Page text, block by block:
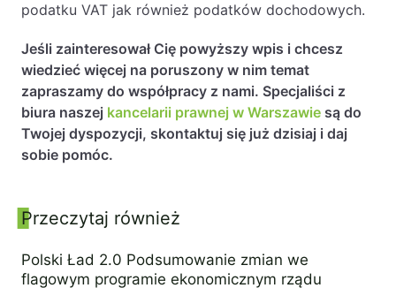
podatku VAT jak również podatków dochodowych.
Jeśli zainteresował Cię powyższy wpis i chcesz
wiedzieć więcej na poruszony w nim temat
zapraszamy do współpracy z nami. Specjaliści z
biura naszej kancelarii prawnej w Warszawie są do
Twojej dyspozycji, skontaktuj się już dzisiaj i daj
sobie pomóc.
Panel boczny
Przeczytaj również
Polski Ład 2.0 Podsumowanie zmian we
flagowym programie ekonomicznym rządu